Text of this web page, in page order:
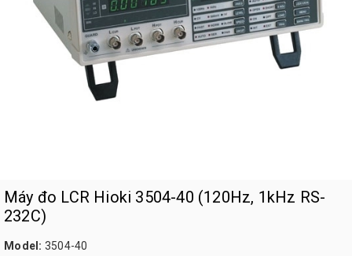
Máy đo LCR Hioki 3504-40 (120Hz, 1kHz RS-
232C)
Model: 3504-40